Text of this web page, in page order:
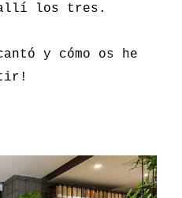
allí los tres.
y cómo os he